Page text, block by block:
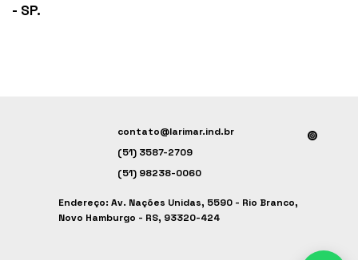
- SP.
contato@larimar.ind.br
(51) 3587-2709
(51) 98238-0060
Endereço: Av. Nações Unidas, 5590 - Rio Branco,
Novo Hamburgo - RS, 93320-424